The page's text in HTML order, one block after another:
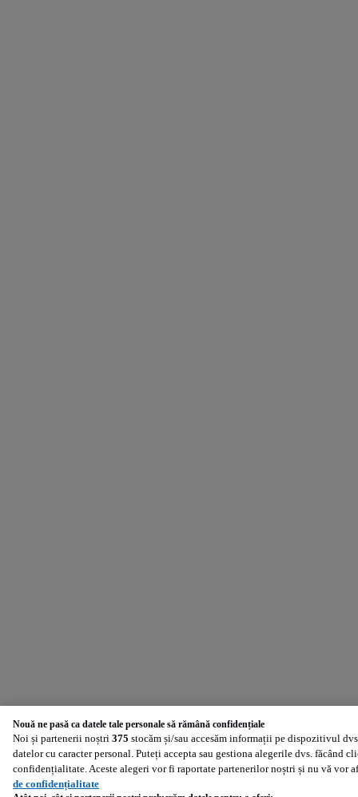
Nouă ne pasă ca datele tale personale să rămână confidențiale
Noi și partenerii noștri 375 stocăm și/sau accesăm informații pe dispozitivul
datelor cu caracter personal. Puteți accepta sau gestiona alegerile dvs. făcând
confidențialitate. Aceste alegeri vor fi raportate partenerilor noștri și nu vă vor
de confidențialitate